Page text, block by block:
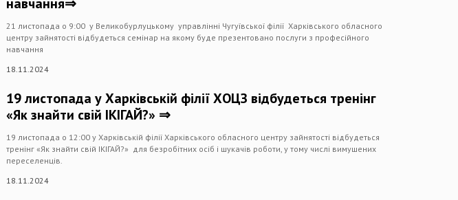
навчання⇒
21 листопада о 9:00 у Великобурлуцькому управлінні Чугуївської філії Харківського обласного
центру зайнятості відбудеться семінар на якому буде презентовано послуги з професійного
навчання
18.11.2024
19 листопада у Харківській філії ХОЦЗ відбудеться тренінг
«Як знайти свій ІКІГАЙ?» ⇒
19 листопада о 12:00 у Харківській філії Харківського обласного центру зайнятості відбудеться
тренінг «Як знайти свій ІКІГАЙ?» для безробітних осіб і шукачів роботи, у тому числі вимушених
переселенців.
18.11.2024